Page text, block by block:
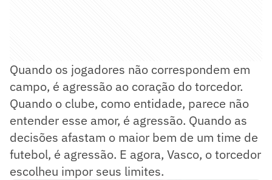
Quando os jogadores não correspondem em
campo, é agressão ao coração do torcedor.
Quando o clube, como entidade, parece não
entender esse amor, é agressão. Quando as
decisões afastam o maior bem de um time de
futebol, é agressão. E agora, Vasco, o torcedor
escolheu impor seus limites.